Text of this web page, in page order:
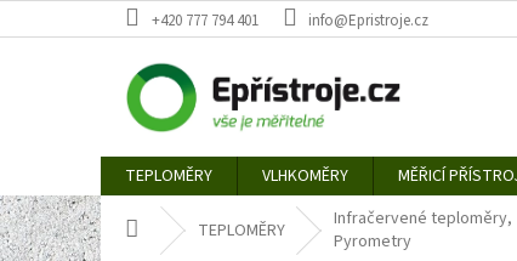
na
+420 777 794 401 info@Epristroje.cz
TEPLOMĚRY VLHKOMĚRY MĚŘICÍ
Domů TEPLOMĚRY
Infračervené teploměry,
Pyrometry